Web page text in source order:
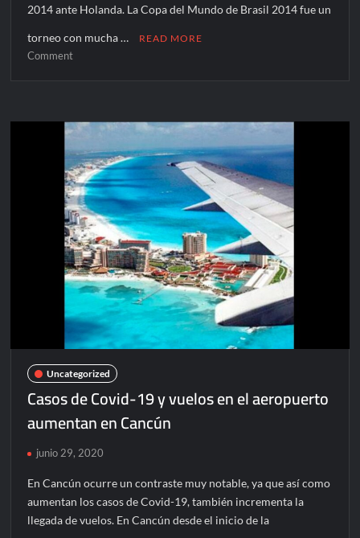
2014 ante Holanda. La Copa del Mundo de Brasil 2014 fue un
torneo con mucha … READ MORE
Commenton
de
dos
Santos
vs
Holanda
en
Brasil
2014
(Video)
Uncategorized
Casos de Covid-19 y vuelos en el aeropuerto
aumentan en Cancún
junio 29, 2020
En Cancún ocurre un contraste muy notable, ya que así como
aumentan los casos de Covid-19, también incrementa la
llegada de vuelos. En Cancún desde el inicio de la